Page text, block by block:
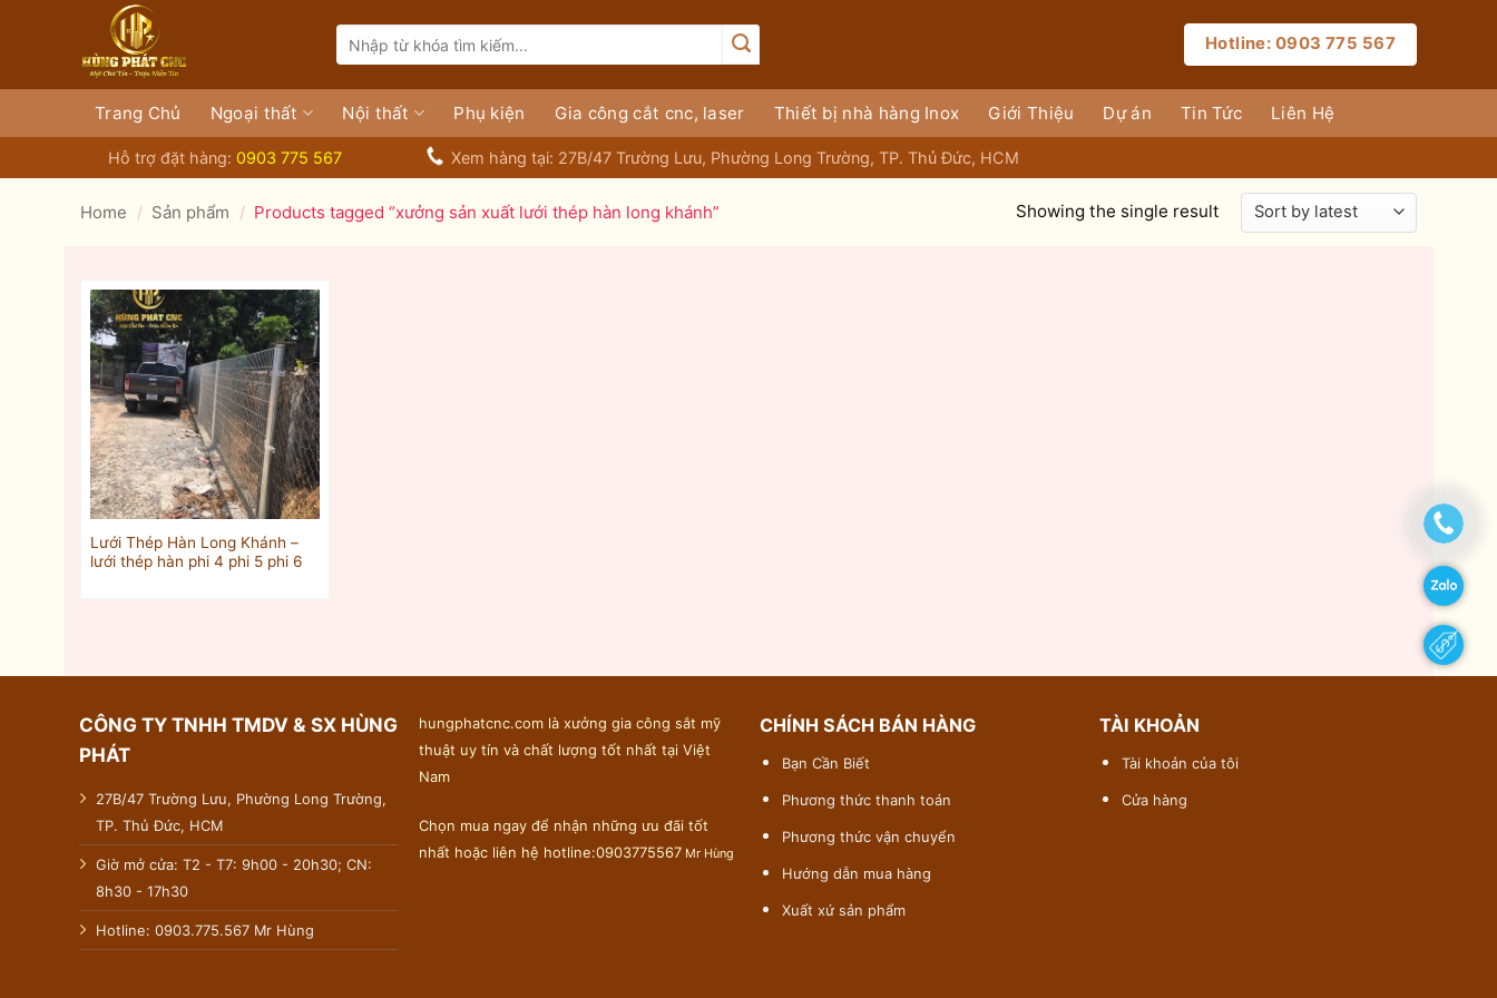
dung
for:
Hotline: 0903 775 567
Trang Chủ Ngoại thất Nội thất Phụ kiện Gia công cắt cnc, laser Thiết bị nhà hàng Inox Giới Thiệu Dự án Tin Tức Liên Hệ
Hỗ trợ đặt hàng: 0903 775 567 Xem hàng tại: 27B/47 Trường Lưu, Phường Long Trường, TP. Thủ Đức, HCM
Home / Sản phẩm / Products tagged “xưởng sản xuất lưới thép hàn long khánh” Showing the single result
Lưới Thép Hàn Long Khánh –
lưới thép hàn phi 4 phi 5 phi 6
CÔNG TY TNHH TMDV & SX HÙNG
PHÁT
27B/47 Trường Lưu, Phường Long Trường,
TP. Thủ Đức, HCM
Giờ mở cửa: T2 - T7: 9h00 - 20h30; CN:
8h30 - 17h30
Hotline: 0903.775.567 Mr Hùng
hungphatcnc.com là xưởng gia công sắt mỹ
thuật uy tín và chất lượng tốt nhất tại Việt
Nam
Chọn mua ngay để nhận những ưu đãi tốt
nhất hoặc liên hệ hotline:0903775567 Mr Hùng
CHÍNH SÁCH BÁN HÀNG
Bạn Cần Biết
Phương thức thanh toán
Phương thức vận chuyển
Hướng dẫn mua hàng
Xuất xứ sản phẩm
TÀI KHOẢN
Tài khoản của tôi
Cửa hàng